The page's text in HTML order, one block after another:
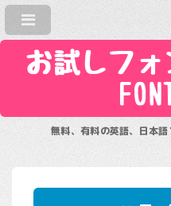
お試しフォ
無料、有料の英語、日本